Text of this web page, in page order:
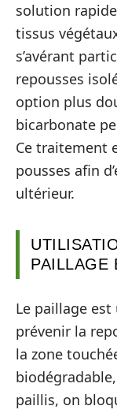
solution
tissus
s’avérant
repousses
option plus
bicarbonate
Ce traitement
pousses afin
ultérieur.
PAILLAGE
Le paillage
prévenir la
la zone
paillis, on